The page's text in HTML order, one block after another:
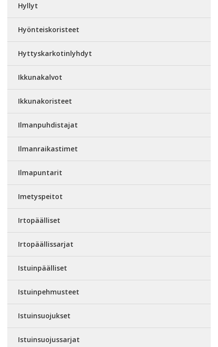
Hyllyt
Hyönteiskoristeet
Hyttyskarkotinlyhdyt
Ikkunakalvot
Ikkunakoristeet
Ilmanpuhdistajat
Ilmanraikastimet
Ilmapuntarit
Imetyspeitot
Irtopäälliset
Irtopäällissarjat
Istuinpäälliset
Istuinpehmusteet
Istuinsuojukset
Istuinsuojussarjat